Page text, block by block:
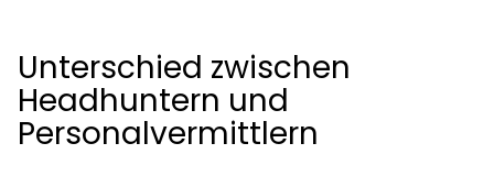
Unterschied zwischen
Headhuntern und
Personalvermittlern